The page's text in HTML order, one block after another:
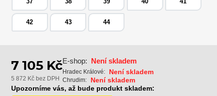
42 43 44
7 105 Kč
5 872 Kč bez DPH
E-shop: Není skladem
Hradec Králové: Není skladem
Chrudim:
Není skladem
Upozorníme vás, až bude produkt skladem: